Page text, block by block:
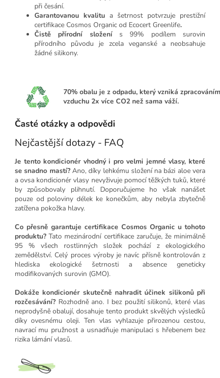
při česání.
Garantovanou kvalitu a šetrnost potvrzuje prestižní
certifikace Cosmos Organic od Ecocert Greenlife.
Čistě přírodní složení s 99% podílem surovin
přírodního původu je zcela veganské a neobsahuje
žádné silikony.
70% obalu je z odpadu, který vzniká
vzduchu 2x více CO2 než sama váží.
Časté otázky a odpovědi
Nejčastější dotazy - FAQ
Je tento kondicionér vhodný i pro velmi jemné vlasy, které
se snadno mastí?Ano, díky lehkému složení na bázi aloe vera
a ovsa kondicionér vlasy nevyživuje pomocí těžkých tuků, které
by způsobovaly plihnutí. Doporučujeme ho však nanášet
pouze od poloviny délek ke konečkům, aby nebyla zbytečně
zatížena pokožka hlavy.
Co přesně garantuje certifikace Cosmos Organic u tohoto
produktu?Tato mezinárodní certifikace zaručuje, že minimálně
95 % všech rostlinných složek pochází z ekologického
zemědělství. Celý proces výroby je navíc přísně kontrolován z
hlediska ekologické šetrnosti a absence geneticky
modifikovaných surovin (GMO).
Dokáže kondicionér skutečně nahradit účinek silikonů při
rozčesávání?Rozhodně ano. I bez použití silikonů, které vlas
neprodyšně obalují, dosahuje tento produkt skvělých výsledků
díky ovesnému oleji. Ten vlas vyhlazuje přirozenou cestou,
navrací mu pružnost a usnadňuje manipulaci s hřebenem bez
rizika lámání vlasů.